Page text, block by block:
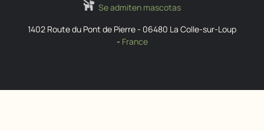
Se admiten mascotas
1402 Route du Pont de Pierre- 06480 La Colle-sur-Loup
- France